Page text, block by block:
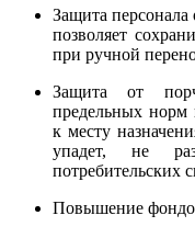
Защита персонала
позволяет
при ручной
Защита от
предельных норм
к месту
упадет, не
потребительских
Повышение